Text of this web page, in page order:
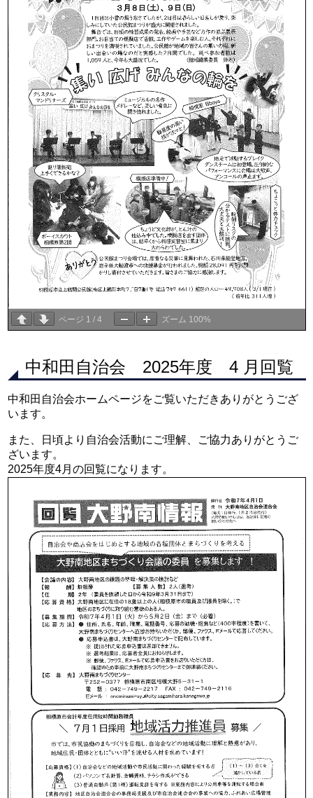
ページ 1 /4 ズーム 100%
中和田自治会 2025年度 4 月回覧
中和田自治会ホームページをご覧いただきありがとうござ
います。
また、日頃より自治会活動にご理解、ご協力ありがとうご
ざいます。
2025年度4月の回覧になります。